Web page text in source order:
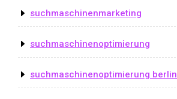
suchmaschinenmarketing
suchmaschinenoptimierung
suchmaschinenoptimierung berlin